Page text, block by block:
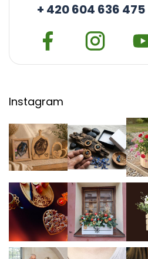
+ 420 604 636 475
Instagram